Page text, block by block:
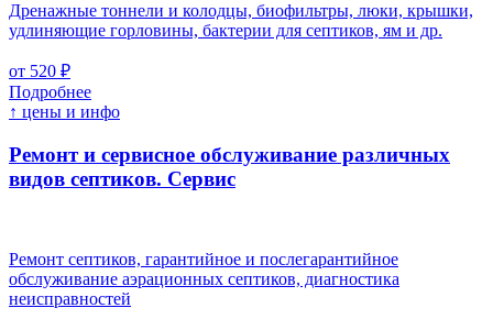
Дренажные тоннели и колодцы, биофильтры, люки, крышки,
удлиняющие горловины, бактерии для септиков, ям и др.
от 520 ₽
Подробнее
↑ цены и инфо
Ремонт и сервисное обслуживание различных
видов септиков. Сервис
Ремонт септиков, гарантийное и послегарантийное
обслуживание аэрационных септиков, диагностика
неисправностей